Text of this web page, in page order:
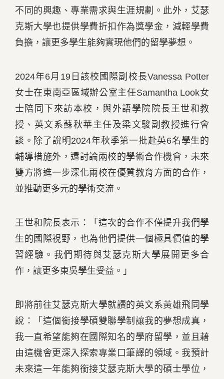
不同的興趣、專業需求與生涯規劃。此外，艾瑟
克斯大學也提供學費折扣作為獎學金，減輕學費
負擔，讓更多學生能夠實現他們的留學夢想。
2024年6月19日該校國際副校長Vanessa Potter
女士在東南亞區域辦公室主任Samantha Look女
士陪同下來訪本校，與外語學院院長王世和教
授、英文系蘇秋華主任及梁文駿副教授進行會
談。除了說明2024年秋季第一批赴英6名學生的
輔導措施外，還討論兩校的學術合作機會，未來
雙方將進一步深化兩校在優質教育方面的合作，
並推動更多元的學術交流。
王世和院長表示：「這次的合作不僅提升我們學
生的國際視野，也為他們提供一個極具價值的學
習經驗。我們期待與艾瑟克斯大學展開更多合
作，讓更多東吳學生受益。」
即將前往艾瑟克斯大學就讀的英文系黃雄飛同學
說：「這個銜接學碩雙聯學制讓我的夢想成真，
我一直希望能夠在國際知名的學府留學，並且藉
由這機會更深入探索專業口筆譯的領域。我預計
未來這一年能夠銜接艾瑟克斯大學的碩士學位，